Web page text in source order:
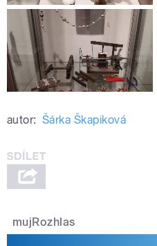
autor: Šárka Škapiková
mujRozhlas